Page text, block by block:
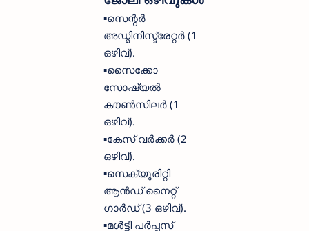
▪️സെന്റർ
അഡ്മിനിസ്ട്രേറ്റർ (1
ഒഴിവ്).
▪️സൈക്കോ
സോഷ്യൽ
കൗൺസിലർ (1
ഒഴിവ്).
▪️കേസ് വർക്കർ (2
ഒഴിവ്).
▪️സെക്യൂരിറ്റി
ആൻഡ് നൈറ്റ്
ഗാർഡ് (3 ഒഴിവ്).
▪️മൾട്ടി പർപ്പസ്